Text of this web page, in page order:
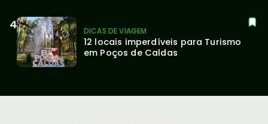
DICAS DE VIAGEM
12 locais imperdíveis para Turismo
em Poços de Caldas